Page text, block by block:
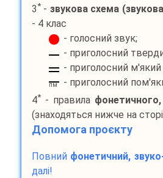
3*- звукова схема
- 4 клас
- голосний звук;
- приголосний
- приголосний м'який
пм
- приголосний
4*- правила
(знаходяться нижче на
Допомога проєкту
Повний фонетичний,
далі!